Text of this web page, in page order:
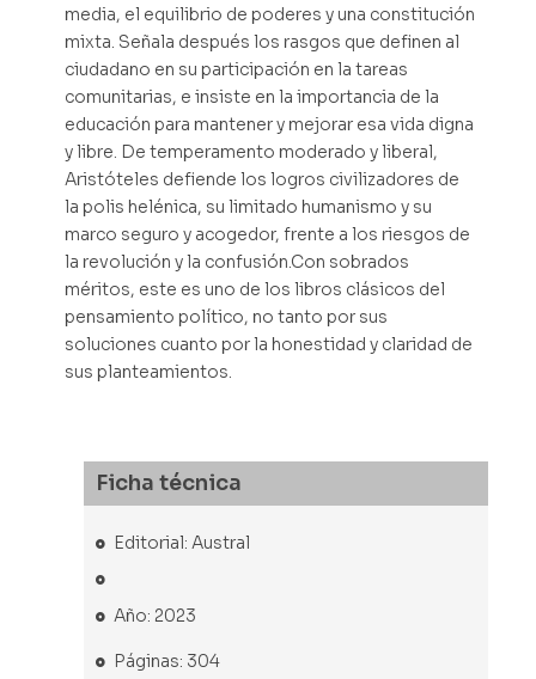
media, el equilibrio de poderes y una constitución
mixta. Señala después los rasgos que definen al
ciudadano en su participación en la tareas
comunitarias, e insiste en la importancia de la
educación para mantener y mejorar esa vida digna
y libre. De temperamento moderado y liberal,
Aristóteles defiende los logros civilizadores de
la polis helénica, su limitado humanismo y su
marco seguro y acogedor, frente a los riesgos de
la revolución y la confusión.Con sobrados
méritos, este es uno de los libros clásicos del
pensamiento político, no tanto por sus
soluciones cuanto por la honestidad y claridad de
sus planteamientos.
Ficha técnica
Editorial: Austral
Año: 2023
Páginas: 304